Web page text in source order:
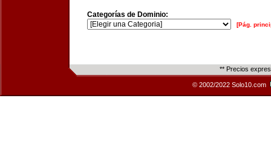
Categorías de Dominio:
[Pág.
** Precios
© 2002/2022 Solo10.com